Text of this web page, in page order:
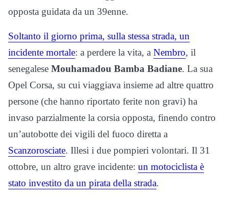
opposta guidata da un 39enne.
Soltanto il giorno prima, sulla stessa strada, un
incidente mortale: a perdere la vita, a Nembro, il
senegalese Mouhamadou Bamba Badiane. La sua
Opel Corsa, su cui viaggiava insieme ad altre quattro
persone (che hanno riportato ferite non gravi) ha
invaso parzialmente la corsia opposta, finendo contro
un’autobotte dei vigili del fuoco diretta a
Scanzorosciate. Illesi i due pompieri volontari. Il 31
ottobre, un altro grave incidente: un motociclista è
stato investito da un pirata della strada.